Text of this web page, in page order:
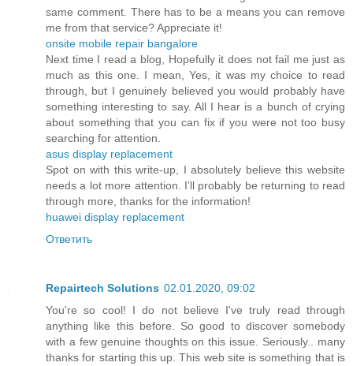
same comment. There has to be a means you can remove
me from that service? Appreciate it!
onsite mobile repair bangalore
Next time I read a blog, Hopefully it does not fail me just as
much as this one. I mean, Yes, it was my choice to read
through, but I genuinely believed you would probably have
something interesting to say. All I hear is a bunch of crying
about something that you can fix if you were not too busy
searching for attention.
asus display replacement
Spot on with this write-up, I absolutely believe this website
needs a lot more attention. I’ll probably be returning to read
through more, thanks for the information!
huawei display replacement
Ответить
Repairtech Solutions 02.01.2020, 09:02
You're so cool! I do not believe I've truly read through
anything like this before. So good to discover somebody
with a few genuine thoughts on this issue. Seriously.. many
thanks for starting this up. This web site is something that is